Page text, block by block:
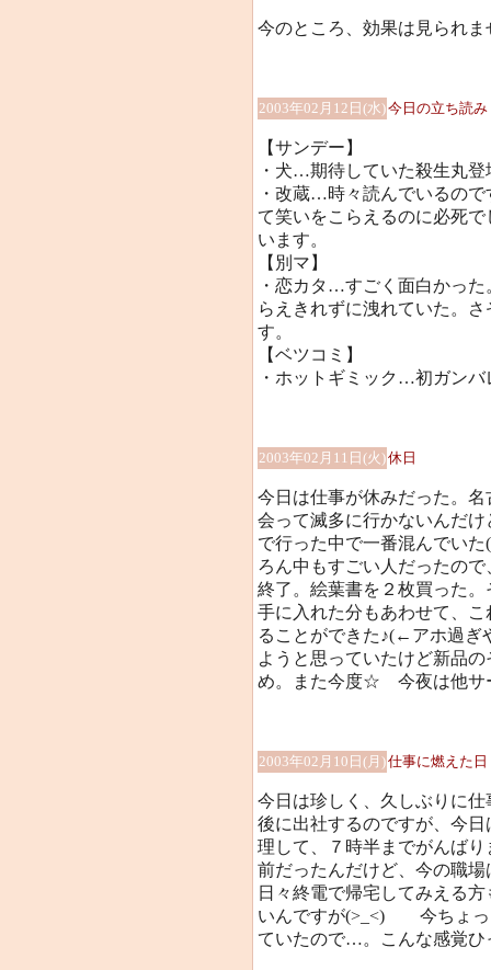
今のところ、効果は見られま
2003年02月12日(水)今日の立ち読
【サンデー】
・犬…期待していた殺生丸
・改蔵…時々読んでいるの
て笑いをこらえるのに必死
います。
【別マ】
・恋カタ…すごく面白かっ
らえきれずに洩れていた。
す。
【ベツコミ】
・ホットギミック…初ガン
2003年02月11日(火)休日
今日は仕事が休みだった。
会って滅多に行かないんだ
で行った中で一番混んでい
ろん中もすごい人だったの
終了。絵葉書を２枚買った
手に入れた分もあわせて、
ることができた♪(←アホ過
ようと思っていたけど新品
め。また今度☆ 今夜は他サ
2003年02月10日(月)仕事に燃えた日
今日は珍しく、久しぶりに
後に出社するのですが、今
理して、７時半までがんば
前だったんだけど、今の職
日々終電で帰宅してみえる
いんですが(>_<)ゞ 今ちょ
ていたので…。こんな感覚